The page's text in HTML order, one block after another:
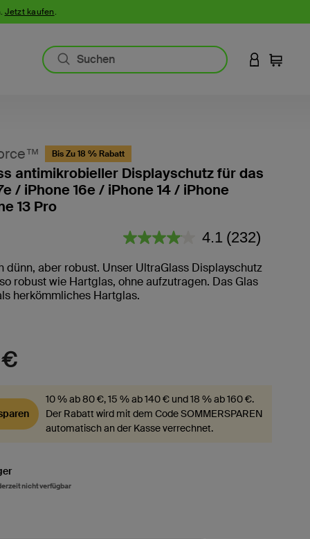
Jetzt kaufen.
AN IHREM
Bis Zu 18 % Rabatt
antimikrobieller Displayschutz für das
/ iPhone 16e / iPhone 14 / iPhone
13 Pro
3,4 von 5 Kundenrezension
4.1 232
lesen.
Link
auf
(232)
dünn, aber robust. Unser UltraGlass Displayschutz
robust wie Hartglas, ohne aufzutragen. Das Glas
herkömmliches Hartglas.
10 % ab 80 €, 15 % ab 140 € und 18 % ab 160 €.
Der Rabatt wird mit dem Code SOMMERSPAREN
automatisch an der Kasse verrechnet.
nicht verfügbar